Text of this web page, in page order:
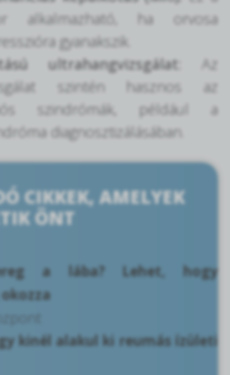
alkalmazható, ha orvosa
gyanakszik.
ultrahangvizsgálat:
Az
szintén hasznos az
szindrómák, például a
diagnosztizálásában.
CIKKEK, AMELYEK
ÖNT
a lába? Lehet, hogy
kinél alakul ki reumás ízületi